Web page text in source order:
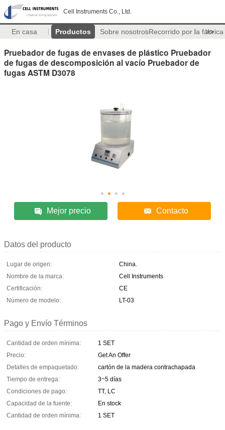
Cell Instruments Co., Ltd.
En casa Productos Sobre nosotrosRecorrido por la fábrica
>>
Pruebador de fugas de envases de plástico Pruebador
de fugas de descomposición al vacío Pruebador de
fugas ASTM D3078
Mejor precio Contacto
Datos del producto
Lugar de origen:
China.
Nombre de la marca:
Cell Instruments
Certificación:
CE
Número de modelo:
LT-03
Pago y Envío Términos
Cantidad de orden mínima:
1 SET
Precio:
Get An Offer
Detalles de empaquetado:
cartón de la madera contrachapada
Tiempo de entrega:
3~5 días
Condiciones de pago:
TT, LC
Capacidad de la fuente:
En stock
Cantidad de orden mínima:
1 SET